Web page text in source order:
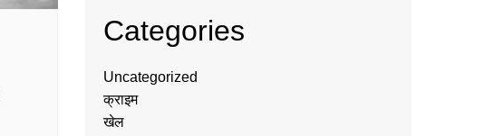
Categories
Uncategorized
क्राइम
खेल